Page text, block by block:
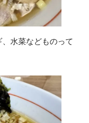
水菜などものって